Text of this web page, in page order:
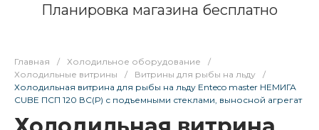
Планировка магазина бесплатно
Главная / Холодильное оборудование
/
Холодильные витрины
/ Витрины для рыбы на льду
/
Холодильная витрина для рыбы на льду Enteco master НЕМИГА
CUBE ПСП 120 ВС(Р) с подъемными стеклами, выносной агрегат